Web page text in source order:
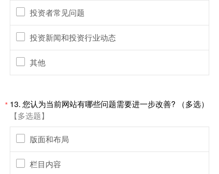
投资者常见问题
投资新闻和投资行业动态
其他
* 13. 您认为当前网站有哪些问题需要进一步改善? （多选）
【多选题】
版面和布局
栏目内容